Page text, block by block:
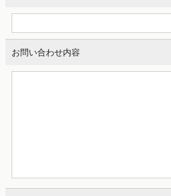
お問い合わせ内容